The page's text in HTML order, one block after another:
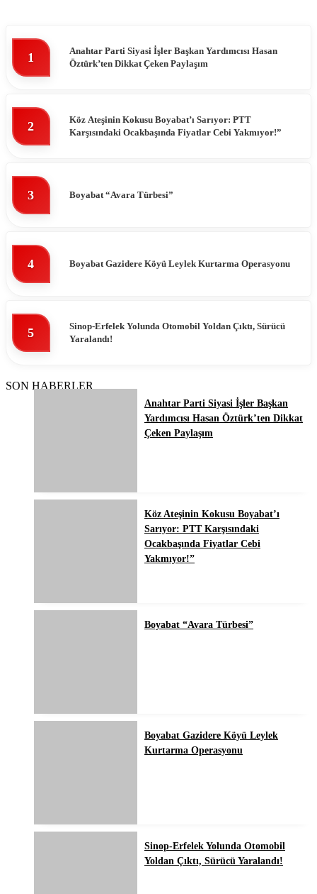
1
Anahtar Parti Siyasi İşler Başkan Yardımcısı Hasan
Öztürk’ten Dikkat Çeken Paylaşım
2
Köz Ateşinin Kokusu Boyabat’ı Sarıyor: PTT
Karşısındaki Ocakbaşında Fiyatlar Cebi Yakmıyor!”
3 Boyabat “Avara Türbesi”
4 Boyabat Gazidere Köyü Leylek Kurtarma Operasyonu
5
Sinop-Erfelek Yolunda Otomobil Yoldan Çıktı, Sürücü
Yaralandı!
SON HABERLER
Anahtar Parti Siyasi İşler Başkan
Yardımcısı Hasan Öztürk’ten Dikkat
Çeken Paylaşım
Köz Ateşinin Kokusu Boyabat’ı
Sarıyor: PTT Karşısındaki
Ocakbaşında Fiyatlar Cebi
Yakmıyor!”
Boyabat “Avara Türbesi”
Boyabat Gazidere Köyü Leylek
Kurtarma Operasyonu
Sinop-Erfelek Yolunda Otomobil
Yoldan Çıktı, Sürücü Yaralandı!